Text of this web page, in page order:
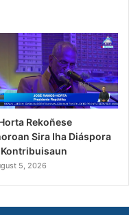
Rekoñese
Sira Iha Diáspora
Kontribuisaun
5, 2026